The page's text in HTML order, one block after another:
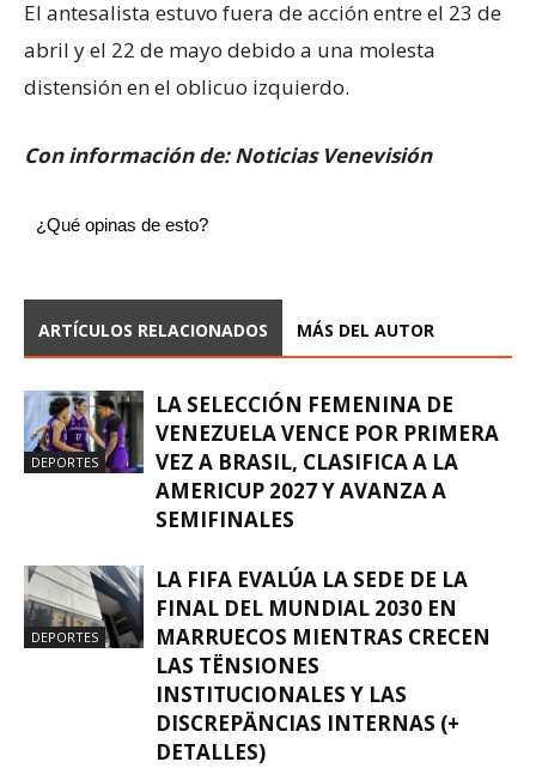
El antesalista estuvo fuera de acción entre el 23 de
abril y el 22 de mayo debido a una molesta
distensión en el oblicuo izquierdo.
Con información de: Noticias Venevisión
¿Qué opinas de esto?
ARTÍCULOS RELACIONADOS MÁS DEL AUTOR
DEPORTES
LA SELECCIÓN FEMENINA DE
VENEZUELA VENCE POR PRIMERA
VEZ A BRASIL, CLASIFICA A LA
AMERICUP 2027 Y AVANZA A
SEMIFINALES
DEPORTES
LA FIFA EVALÚA LA SEDE DE LA
FINAL DEL MUNDIAL 2030 EN
MARRUECOS MIENTRAS CRECEN
LAS TËNSIONES
INSTITUCIONALES Y LAS
DISCREPÄNCIAS INTERNAS (+
DETALLES)